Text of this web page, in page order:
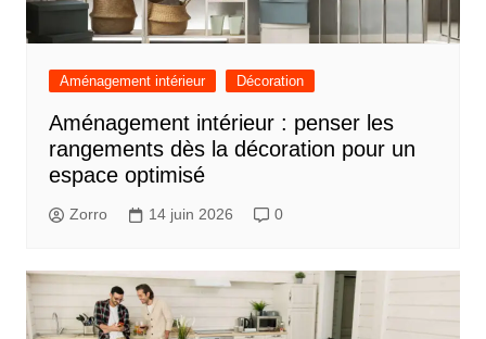
Aménagement intérieur Décoration
Aménagement intérieur : penser les
rangements dès la décoration pour un
espace optimisé
Zorro 14 juin 2026 0